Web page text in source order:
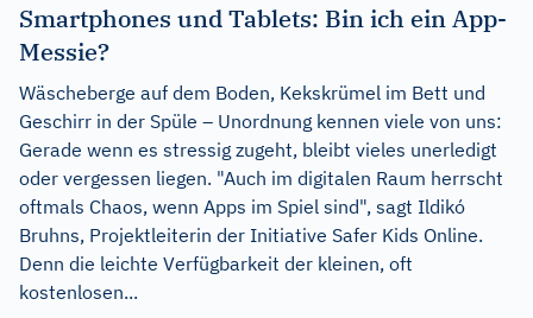
Smartphones und Tablets: Bin ich ein App-
Messie?
Wäscheberge auf dem Boden, Kekskrümel im Bett und
Geschirr in der Spüle – Unordnung kennen viele von uns:
Gerade wenn es stressig zugeht, bleibt vieles unerledigt
oder vergessen liegen. "Auch im digitalen Raum herrscht
oftmals Chaos, wenn Apps im Spiel sind", sagt Ildikó
Bruhns, Projektleiterin der Initiative Safer Kids Online.
Denn die leichte Verfügbarkeit der kleinen, oft
kostenlosen...